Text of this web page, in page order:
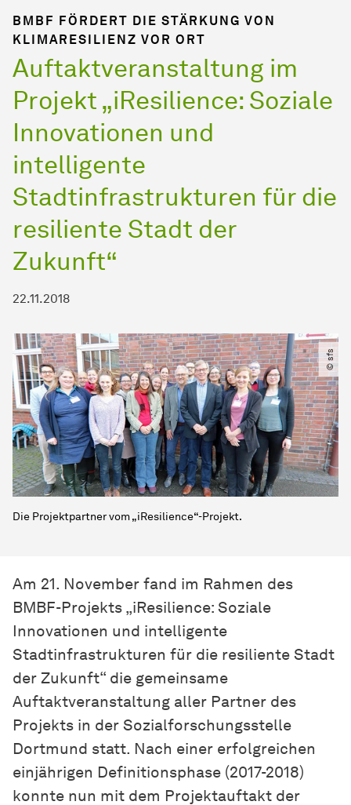
BMBF FÖRDERT DIE STÄRKUNG VON
KLIMARESILIENZ VOR ORT
Auftaktveranstaltung im
Projekt „iResilience: Soziale
Innovationen und
intelligente
Stadtinfrastrukturen für die
resiliente Stadt der
Zukunft“
22.11.2018
© sfs
Die Projektpartner vom „iResilience“-Projekt.
Am 21. November fand im Rahmen des
BMBF-Projekts „iResilience: Soziale
Innovationen und intelligente
Stadtinfrastrukturen für die resiliente Stadt
der Zukunft“ die gemeinsame
Auftaktveranstaltung aller Partner des
Projekts in der Sozial­forschungs­stelle
Dortmund statt. Nach einer erfolgreichen
einjährigen Definitionsphase (2017-2018)
konnte nun mit dem Projektauftakt der